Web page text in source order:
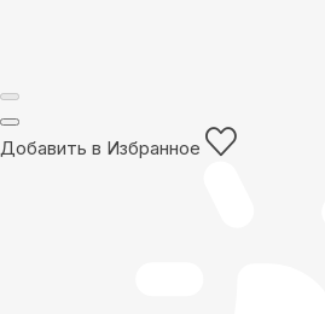
Добавить в Избранное